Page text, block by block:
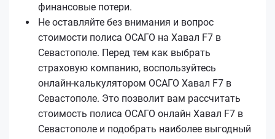
финансовые потери.
Не оставляйте без внимания и вопрос
стоимости полиса ОСАГО на Хавал F7 в
Севастополе. Перед тем как выбрать
страховую компанию, воспользуйтесь
онлайн-калькулятором ОСАГО Хавал F7 в
Севастополе. Это позволит вам рассчитать
стоимость полиса ОСАГО онлайн Хавал F7 в
Севастополе и подобрать наиболее выгодный